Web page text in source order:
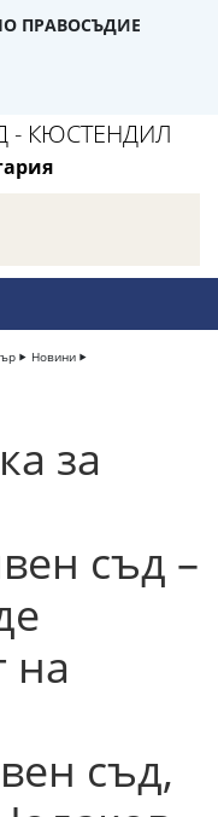
ПРАВОСЪДИЕ
- КЮСТЕНДИЛ
Новини
за
съд –
на
съд,